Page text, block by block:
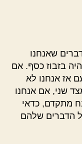
שאנחנו
בזבוז כסף. אם
אז אנחנו לא
שני, אם אנחנו
מתקדם, כדאי
הדברים שלהם